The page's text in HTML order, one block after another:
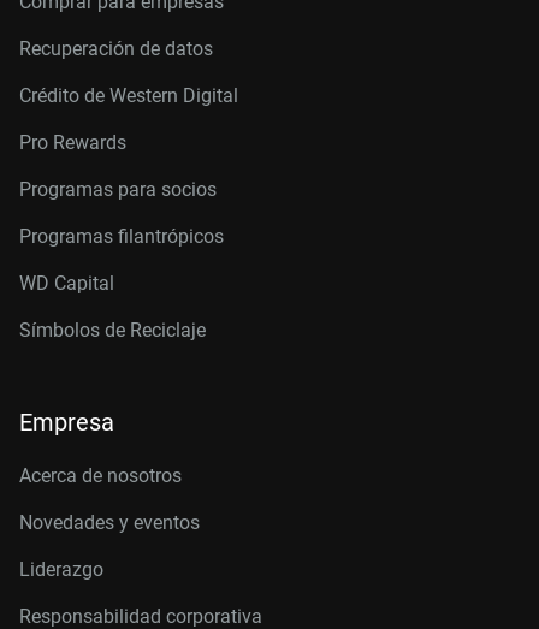
Recuperación de datos
Crédito de Western Digital
Pro Rewards
Programas para socios
Programas filantrópicos
WD Capital
Símbolos de Reciclaje
Empresa
Acerca de nosotros
Novedades y eventos
Liderazgo
Responsabilidad corporativa